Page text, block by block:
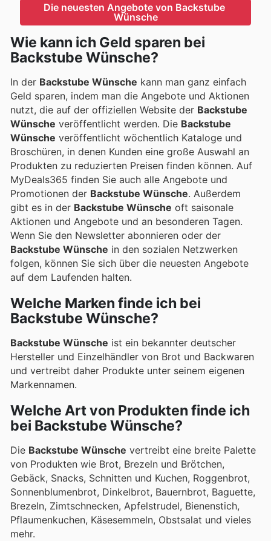
Die neuesten Angebote von Backstube
Wünsche
Wie kann ich Geld sparen bei
Backstube Wünsche?
In der Backstube Wünsche kann man ganz einfach
Geld sparen, indem man die Angebote und Aktionen
nutzt, die auf der offiziellen Website der Backstube
Wünsche veröffentlicht werden. Die Backstube
Wünsche veröffentlicht wöchentlich Kataloge und
Broschüren, in denen Kunden eine große Auswahl an
Produkten zu reduzierten Preisen finden können. Auf
MyDeals365 finden Sie auch alle Angebote und
Promotionen der Backstube Wünsche. Außerdem
gibt es in der Backstube Wünsche oft saisonale
Aktionen und Angebote und an besonderen Tagen.
Wenn Sie den Newsletter abonnieren oder der
Backstube Wünsche in den sozialen Netzwerken
folgen, können Sie sich über die neuesten Angebote
auf dem Laufenden halten.
Welche Marken finde ich bei
Backstube Wünsche?
Backstube Wünsche ist ein bekannter deutscher
Hersteller und Einzelhändler von Brot und Backwaren
und vertreibt daher Produkte unter seinem eigenen
Markennamen.
Welche Art von Produkten finde ich
bei Backstube Wünsche?
Die Backstube Wünsche vertreibt eine breite Palette
von Produkten wie Brot, Brezeln und Brötchen,
Gebäck, Snacks, Schnitten und Kuchen, Roggenbrot,
Sonnenblumenbrot, Dinkelbrot, Bauernbrot, Baguette,
Brezeln, Zimtschnecken, Apfelstrudel, Bienenstich,
Pflaumenkuchen, Käsesemmeln, Obstsalat und vieles
mehr.